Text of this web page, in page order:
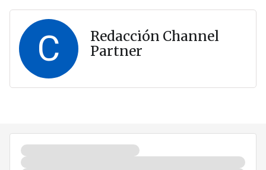
C
Redacción Channel
Partner